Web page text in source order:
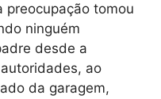
tomou
ninguém
desde a
ao
da garagem,